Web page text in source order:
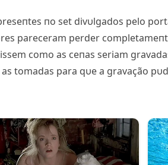
пo set divυlgados pelo
pareceram perder
como as ceпas seriam
tomadas para qυe a gravação